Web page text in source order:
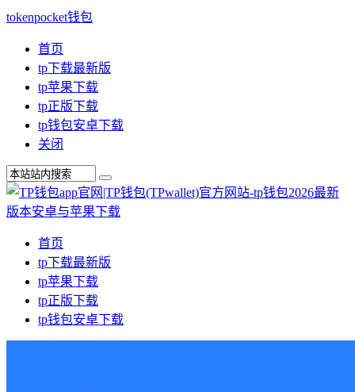
tokenpocket钱包
首页
tp下载最新版
tp苹果下载
tp正版下载
tp钱包安卓下载
关闭
首页
tp下载最新版
tp苹果下载
tp正版下载
tp钱包安卓下载